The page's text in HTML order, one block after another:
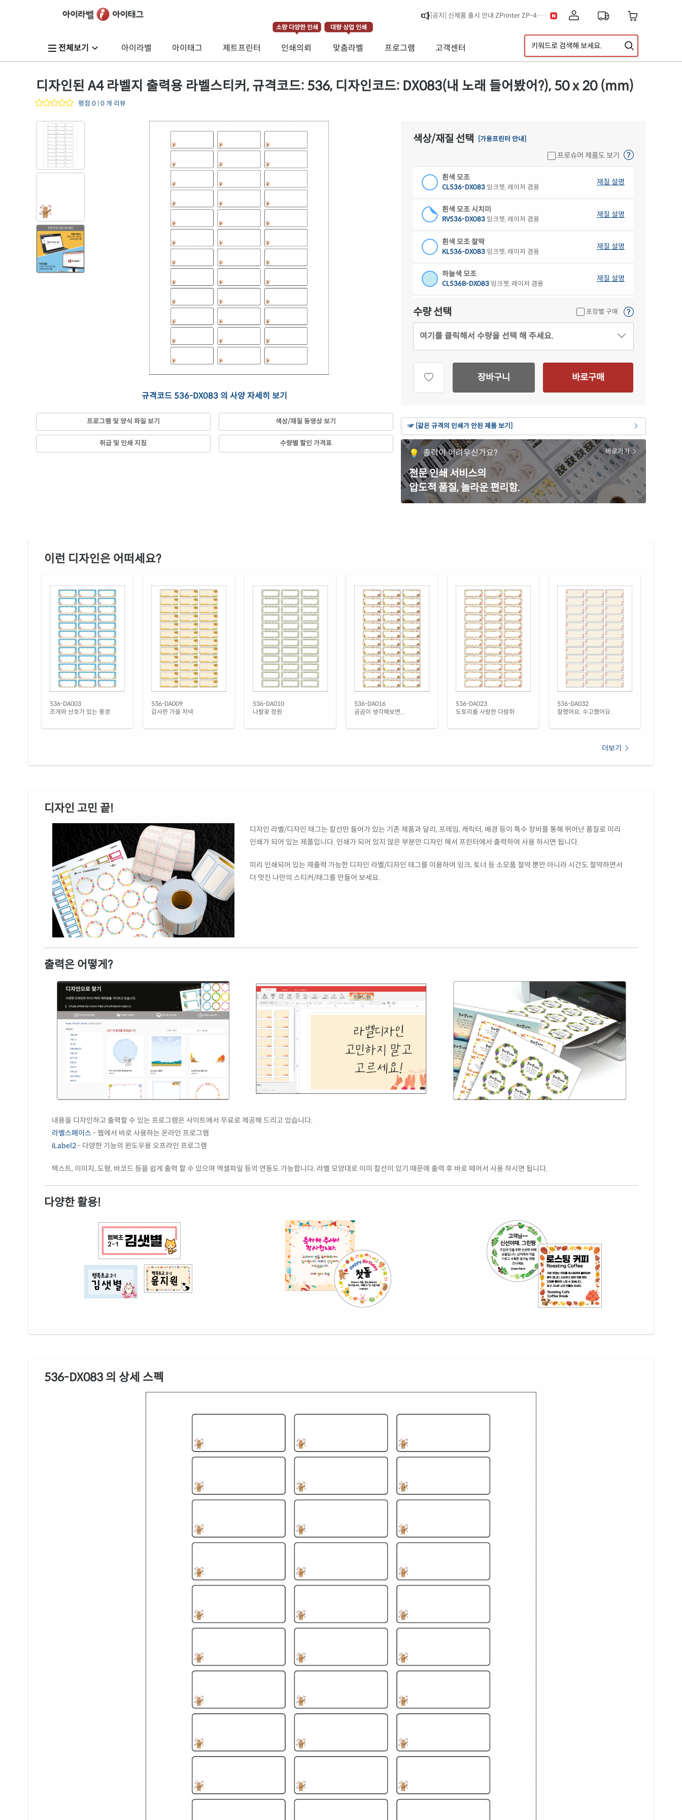
[공지] 신제품 출시 안내 ZPrinter ZP-4121B
[공지] 아이라벨 무료배송 기준 금액 변경 안내
[공지] A5 라벨지 신제품 출시 안내
[라벨스페이스] 클립아트 디자인 추가!
전체보기 아이라벨 아이태그 제트프린터
소량 다양한 인쇄
인쇄의뢰
대량 상업 인쇄
맞춤라벨 프로그램 고객센터
디자인된 A4 라벨지 출력용 라벨스티커, 규격코드: 536, 디자인코드: DX083(내 노래 들어봤어?), 50 x 20 (mm)
평점 0 | 0 개 리뷰
규격코드 536-DX083 의 사양 자세히 보기
프로그램 및 양식 파일 보기 색상/재질 동영상 보기
취급 및 인쇄 지침 수량별 할인 가격표
색상/재질 선택 [가용프린터 안내]
프로슈머 제품도 보기
흰색 모조
CL536-DX083 잉크젯, 레이저 겸용
재질 설명
흰색 모조 시치미
RV536-DX083 잉크젯, 레이저 겸용
재질 설명
흰색 모조 찰딱
KL536-DX083 잉크젯, 레이저 겸용
재질 설명
하늘색 모조
CL536B-DX083 잉크젯, 레이저 겸용
재질 설명
연녹색 모조
CL536G-DX083
재질 설명
분홍색 모조
CL536P-DX083잉크젯, 레이저 겸용
CL536Y-DX083잉크젯, 레이저 겸용
재질 설명
흰색 모조 잉크젯
CJ536-DX083 잉크젯 전용
재질 설명
흰색 무광 방수 잉크젯
CJ536WU-DX083 잉크젯 전용
재질 설명
흰색 광택 방수 잉크젯
재질 설명
흰색(50μm) 광택 방수 레이저
CL536WP-DX083레이저 전용
재질 설명
흰색 무광 방수 레이저
CL536MP-DX083레이저 전용
재질 설명
투명(50μm) 방수 레이저
CL536LT-DX083레이저 전용
재질 설명
수량 선택 포장별 구매
여기를 클릭해서 수량을 선택 해 주세요.
장바구니 바로구매
☞ [같은 규격의 인쇄가 안된 제품 보기]
출력이 어려우신가요?
전문 인쇄 서비스의
압도적 품질, 놀라운 편리함.
바로가기
이런 디자인은 어떠세요?
536-DA003
조개와 산호가 있는 풍경
536-DA009
감사한 가을 저녁
536-DA010
나팔꽃 정원
536-DA016
곰곰이 생각해보면...
536-DA023
도토리를 사랑한 다람쥐
536-DA032
잘했어요. 수고했어요
더보기
디자인 고민 끝!
디자인 라벨/디자인 태그는 칼선만 들어가 있는 기존 제품과 달리, 프레임, 캐릭터, 배경 등이 특수 장비를 통해 뛰어난 품질로 미리
인쇄가 되어 있는 제품입니다. 인쇄가 되어 있지 않은 부분만 디자인 해서 프린터에서 출력하여 사용 하시면 됩니다.
미리 인쇄되어 있는 재출력 가능한 디자인 라벨/디자인 태그를 이용하여 잉크, 토너 등 소모품 절약 뿐만 아니라 시간도 절약하면서
더 멋진 나만의 스티커/태그를 만들어 보세요.
출력은 어떻게?
내용을 디자인하고 출력할 수 있는 프로그램은 사이트에서 무료로 제공해 드리고 있습니다.
라벨스페이스 - 웹에서 바로 사용하는 온라인 프로그램
iLabel2- 다양한 기능의 윈도우용 오프라인 프로그램
텍스트, 이미지, 도형, 바코드 등을 쉽게 출력 할 수 있으며 엑셀파일 등의 연동도 가능합니다. 라벨 모양대로 이미 칼선이 있기 때문에 출력 후 바로 떼어서 사용 하시면 됩니다.
다양한 활용!
536-DX083 의 상세 스펙